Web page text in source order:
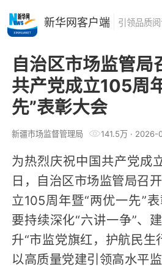
自治区市场监管局
共产党成立105周
先”表彰大会
新疆市场监督管理局 141.5万· 2026-
为热烈庆祝中国共产党成
日，自治区市场监管局召
立105周年暨“两优一先”
要持续深化“六讲一争”、
升“市监党旗红，护航民生
以高质量党建引领高水平
新华网客户端 引领品质